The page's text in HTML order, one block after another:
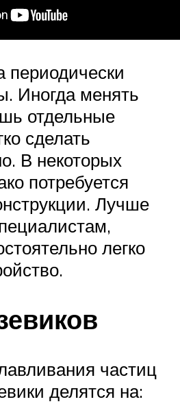
Иногда менять
отдельные
сделать
В некоторых
потребуется
Лучше
легко
частиц
делятся на: